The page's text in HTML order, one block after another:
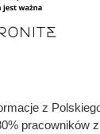
z
pracowników